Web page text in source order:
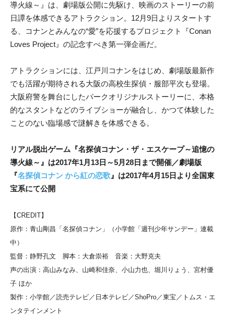
導火線～』は、劇場版公開に先駆け、映画のストーリーの前
日譚を体感できるアトラクション。12月9日よりスタートす
る、コナンとみんなの“愛”を応援するプロジェクト『Conan
Loves Project』の記念すべき第一弾企画だ。
アトラクションには、江戸川コナンをはじめ、劇場版最新作
でも活躍が期待される大阪の高校生探偵・服部平次も登場。
大阪府警を舞台にしたパークオリジナルストーリーに、本格
的なスタントなどのライブショーが融合し、かつて体験した
ことのない臨場感で謎解きを体感できる。
リアル脱出ゲーム『名探偵コナン・ザ・エスケープ～追憶の
導火線～』は2017年1月13日～5月28日まで開催／劇場版
『名探偵コナン から紅の恋歌 』は2017年4月15日より全国東
宝系にて公開
【CREDIT】
原作：青山剛昌「名探偵コナン」（小学館「週刊少年サンデー」連載
中）
監督：静野孔文 脚本：大倉崇裕 音楽：大野克夫
声の出演：高山みなみ、山崎和佳奈、小山力也、堀川りょう、宮村優
子 ほか
製作：小学館／読売テレビ／日本テレビ／ShoPro／東宝／トムス・エ
ンタテインメント